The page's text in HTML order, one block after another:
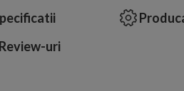
Review-uri